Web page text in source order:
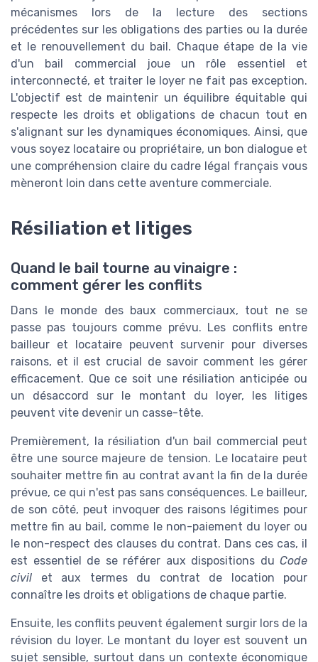
mécanismes lors de la lecture des sections
précédentes sur les obligations des parties ou la durée
et le renouvellement du bail. Chaque étape de la vie
d'un bail commercial joue un rôle essentiel et
interconnecté, et traiter le loyer ne fait pas exception.
L'objectif est de maintenir un équilibre équitable qui
respecte les droits et obligations de chacun tout en
s'alignant sur les dynamiques économiques. Ainsi, que
vous soyez locataire ou propriétaire, un bon dialogue et
une compréhension claire du cadre légal français vous
mèneront loin dans cette aventure commerciale.
Résiliation et litiges
Quand le bail tourne au vinaigre :
comment gérer les conflits
Dans le monde des baux commerciaux, tout ne se
passe pas toujours comme prévu. Les conflits entre
bailleur et locataire peuvent survenir pour diverses
raisons, et il est crucial de savoir comment les gérer
efficacement. Que ce soit une résiliation anticipée ou
un désaccord sur le montant du loyer, les litiges
peuvent vite devenir un casse-tête.
Premièrement, la résiliation d'un bail commercial peut
être une source majeure de tension. Le locataire peut
souhaiter mettre fin au contrat avant la fin de la durée
prévue, ce qui n'est pas sans conséquences. Le bailleur,
de son côté, peut invoquer des raisons légitimes pour
mettre fin au bail, comme le non-paiement du loyer ou
le non-respect des clauses du contrat. Dans ces cas, il
est essentiel de se référer aux dispositions du Code
civil et aux termes du contrat de location pour
connaître les droits et obligations de chaque partie.
Ensuite, les conflits peuvent également surgir lors de la
révision du loyer. Le montant du loyer est souvent un
sujet sensible, surtout dans un contexte économique